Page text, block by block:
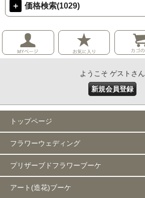
＋ 価格検索(1029)
ようこそ ゲストさん
新規会員登録
トップページ
フラワーウェディング
プリザーブドフラワーブーケ
アート(造花)ブーケ